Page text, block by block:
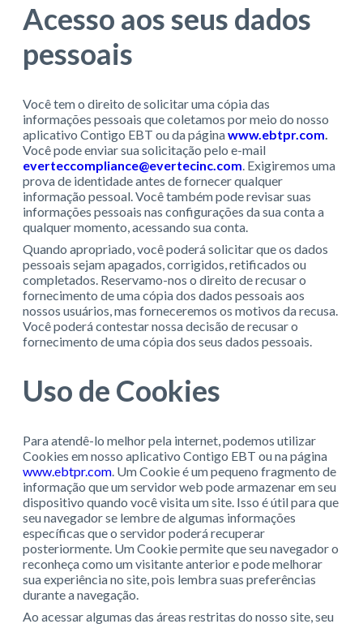
Acesso aos seus dados
pessoais
Você tem o direito de solicitar uma cópia das
informações pessoais que coletamos por meio do nosso
aplicativo Contigo EBT ou da páginawww.ebtpr.com.
Você pode enviar sua solicitação pelo e-mail
everteccompliance@evertecinc.com. Exigiremos uma
prova de identidade antes de fornecer qualquer
informação pessoal. Você também pode revisar suas
informações pessoais nas configurações da sua conta a
qualquer momento, acessando sua conta.
Quando apropriado, você poderá solicitar que os dados
pessoais sejam apagados, corrigidos, retificados ou
completados. Reservamo-nos o direito de recusar o
fornecimento de uma cópia dos dados pessoais aos
nossos usuários, mas forneceremos os motivos da recusa.
Você poderá contestar nossa decisão de recusar o
fornecimento de uma cópia dos seus dados pessoais.
Uso de Cookies
Para atendê-lo melhor pela internet, podemos utilizar
Cookies em nosso aplicativo Contigo EBT ou na página
www.ebtpr.com. Um Cookie é um pequeno fragmento de
informação que um servidor web pode armazenar em seu
dispositivo quando você visita um site. Isso é útil para que
seu navegador se lembre de algumas informações
específicas que o servidor poderá recuperar
posteriormente. Um Cookie permite que seu navegador o
reconheça como um visitante anterior e pode melhorar
sua experiência no site, pois lembra suas preferências
durante a navegação.
Ao acessar algumas das áreas restritas do nosso site, seu